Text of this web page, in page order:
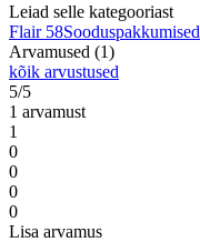
Leiad selle kategooriast
Flair 58Sooduspakkumised
Arvamused (1)
kõik arvustused
5/5
1 arvamust
1
0
0
0
0
Lisa arvamus